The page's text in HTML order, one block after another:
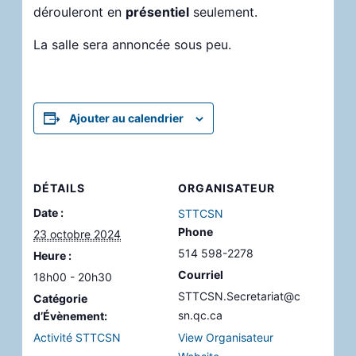
dérouleront en présentiel seulement.
La salle sera annoncée sous peu.
Ajouter au calendrier
DÉTAILS
Date :
23 octobre 2024
Heure :
18h00 - 20h30
Catégorie
d’Évènement:
Activité STTCSN
ORGANISATEUR
STTCSN
Phone
514 598-2278
Courriel
STTCSN.Secretariat@c
sn.qc.ca
View Organisateur